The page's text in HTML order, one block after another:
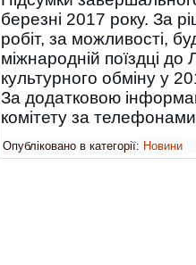
березні 2017 року. За
робіт, за можливості,
міжнародній поїздці до
культурного обміну у
За додатковою
комітету за
Опубліковано в категорії: Новини